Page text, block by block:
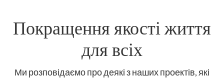
Покращення якості життя
для всіх
Ми розповідаємо про деякі з наших проектів, які